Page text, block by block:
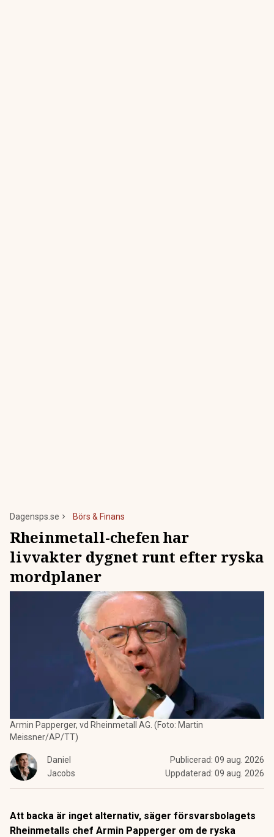
Dagensps.se Börs & Finans
Rheinmetall-chefen har
livvakter dygnet runt efter ryska
mordplaner
Armin Papperger, vd Rheinmetall AG. (Foto: Martin
Meissner/AP/TT)
Daniel
Jacobs
Publicerad: 09 aug. 2026
Uppdaterad: 09 aug. 2026
Att backa är inget alternativ, säger försvarsbolagets
Rheinmetalls chef Armin Papperger om de ryska